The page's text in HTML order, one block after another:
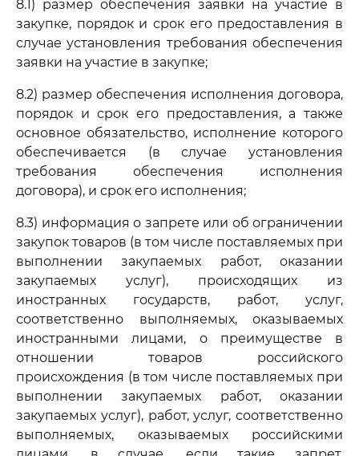
8.1) размер обеспечения заявки на участие в
закупке, порядок и срок его предоставления в
случае установления требования обеспечения
заявки на участие в закупке;
8.2) размер обеспечения исполнения договора,
порядок и срок его предоставления, а также
основное обязательство, исполнение которого
обеспечивается (в случае установления
требования обеспечения исполнения
договора), и срок его исполнения;
8.3) информация о запрете или об ограничении
закупок товаров (в том числе поставляемых при
выполнении закупаемых работ, оказании
закупаемых услуг), происходящих из
иностранных государств, работ, услуг,
соответственно выполняемых, оказываемых
иностранными лицами, о преимуществе в
отношении товаров российского
происхождения (в том числе поставляемых при
выполнении закупаемых работ, оказании
закупаемых услуг), работ, услуг, соответственно
выполняемых, оказываемых российскими